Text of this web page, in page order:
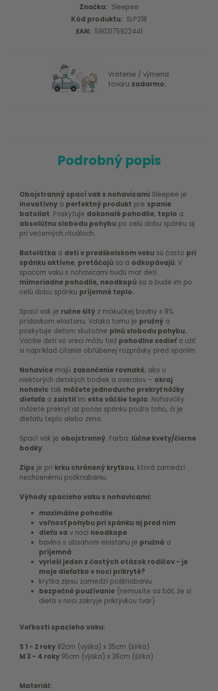
Značka: Sleepee
Kód produktu: SLP218
EAN: 5903175922441
Vrátenie / výmena
tovaru zadarmo.
Podrobný popis
Obojstranný spací vak s nohavicami Sleepee je
inovatívny a perfektný produkt pre spanie
batoliat. Poskytuje dokonalé pohodlie, teplo a
absolútnu slobodu pohybu po celú dobu spánku aj
pri večerných rituáloch.
Batolátka a deti v predškolskom veku sú často pri
spánku aktívne, pretáčajú sa a odkopávajú. V
spacom vaku s nohavicami budú mať deti
mimoriadne pohodlie, neodkopú sa a bude im po
celú dobu spánku príjemné teplo.
Spací vak je ručne šitý z mäkučkej bavlny s 8%
prídavkom elastanu. Vďaka tomu je pružný a
poskytuje deťom skutočne plnú slobodu pohybu.
Väčšie deti vo vreci môžu tiež pohodlne sedieťa užiť
si napríklad čítanie obľúbenej rozprávky pred spaním.
Nohavice majú zakončenie rovnaké, ako u
niektorých detských bodiek a overalov – okraj
nohavíc tak môžete jednoducho prekryť nôžky
dieťaťa a zaistiťim ešte väčšie teplo. Nohavičky
môžete prekryť až počas spánku podľa toho, či je
dieťaťu teplo alebo zima.
Spací vak je obojstranný. Farba: lúčne kvety/čierne
bodky.
Zips je pri krku chránený krytkou, ktorá zamedzí
nechcenému poškriabaniu.
Výhody spacieho vaku s nohavicami:
maximálne pohodlie
voľnosť pohybu pri spánku aj pred ním
dieťa sa v noci neodkope
bavlna s obsahom elastanu je pružná a
príjemná
vyrieši jeden z častých otázok rodičov - je
moje dieťatko v noci prikryté?
krytka zipsu zamedzí poškriabaniu
bezpečné používanie (nemusíte sa báť, že si
dieťa v noci zakryje prikrývkou tvár)
Veľkosti spacieho vaku:
S 1 - 2 roky 82cm (výška) x 35cm (šírka)
M 3 - 4 roky 95cm (výška) x 36cm (šírka)
Materiál: